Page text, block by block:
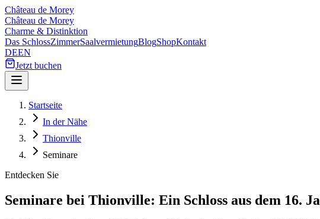
Château de Morey
Château de Morey
Charme & Distinktion
Das SchlossZimmerSaalvermietungBlogShopKontakt
DEEN
Jetzt buchen
Startseite
In der Nähe
Thionville
Seminare
Entdecken Sie
Seminare bei Thionville: Ein Schloss aus dem 16.